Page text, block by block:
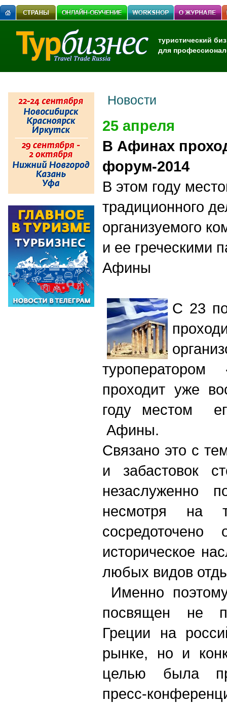
туристический
для
Новости
25 апреля
В Афинах
форум-2014
В этом году
традиционного
организуемого
и ее греческими
Афины
С 23
проходит уже
году местом
Афины.
Связано это с
и забастовок
незаслуженно
несмотря на
сосредоточено
историческое
любых видов
Именно
посвящен не
Греции на
рынке, но и
целью была
пресс-